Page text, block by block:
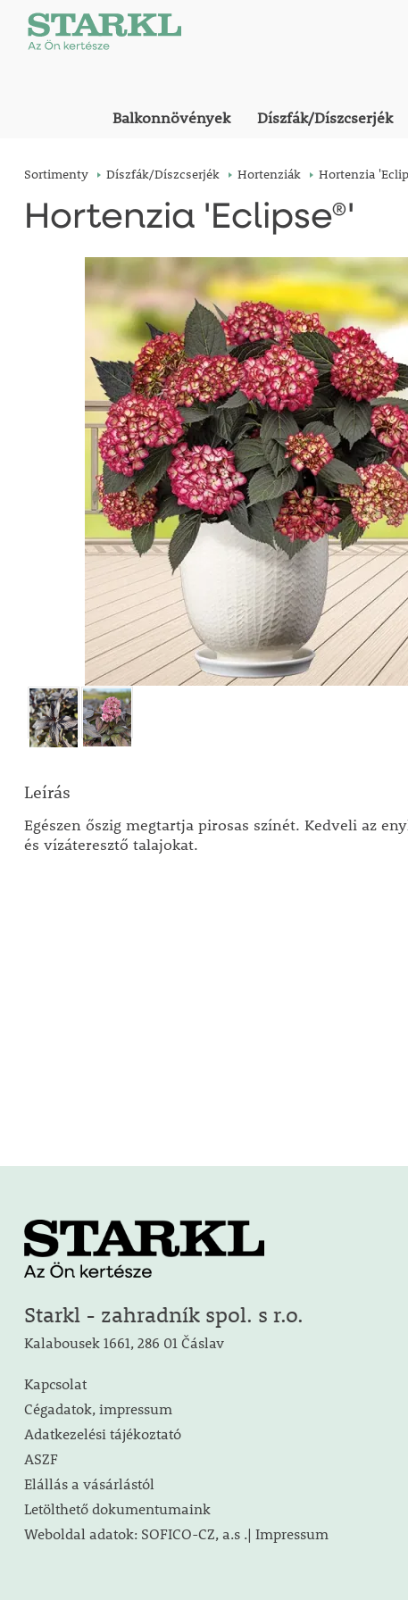
Balkonnövények Díszfák/Díszcserjék
Sortimenty Díszfák/Díszcserjék Hortenziák Hortenzia
Hortenzia 'Eclipse®'
Leírás
Egészen őszig megtartja pirosas színét. Kedveli az
és vízáteresztő talajokat.
Starkl - zahradník spol. s r.o.
Kalabousek 1661, 286 01 Čáslav
Kapcsolat
Cégadatok, impressum
Adatkezelési tájékoztató
ASZF
Elállás a vásárlástól
Letölthető dokumentumaink
Weboldal adatok: SOFICO-CZ, a.s .| Impressum